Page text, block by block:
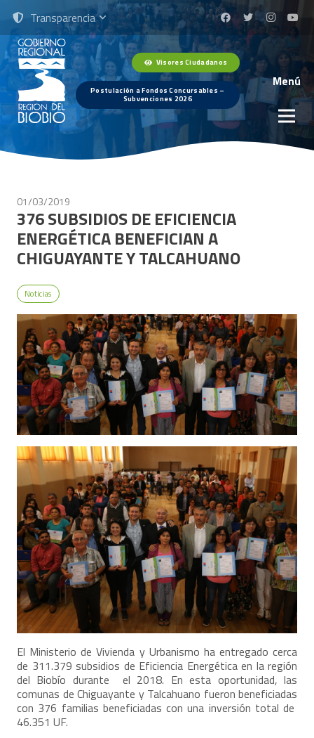
Transparencia
Visores Ciudadanos
Postulación a Fondos Concursables –
Subvenciones 2026
Menú
01/03/2019
376 SUBSIDIOS DE EFICIENCIA
ENERGÉTICA BENEFICIAN A
CHIGUAYANTE Y TALCAHUANO
Noticias
El Ministerio de Vivienda y Urbanismo ha entregado cerca
de 311.379 subsidios de Eficiencia Energética en la región
del Biobío durante el 2018. En esta oportunidad, las
comunas de Chiguayante y Talcahuano fueron beneficiadas
con 376 familias beneficiadas con una inversión total de
46.351 UF.